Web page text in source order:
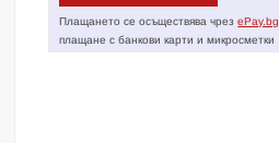
Плащането се осъществява чрезePay.bg
плащане с банкови карти и микросметки